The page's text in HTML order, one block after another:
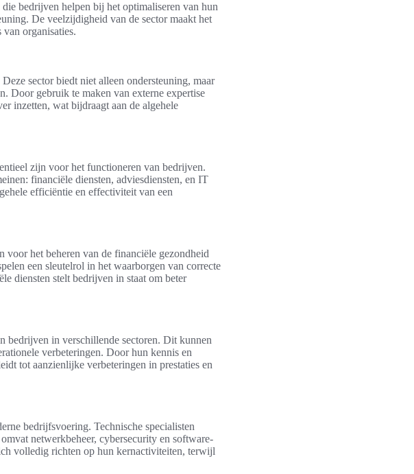
bedrijven helpen bij het optimaliseren van hun
De veelzijdigheid van de sector maakt het
organisaties.
sector biedt niet alleen ondersteuning, maar
Door gebruik te maken van externe expertise
inzetten, wat bijdraagt aan de algehele
zijn voor het functioneren van bedrijven.
financiële diensten, adviesdiensten, en IT
efficiëntie en effectiviteit van een
voor het beheren van de financiële gezondheid
een sleutelrol in het waarborgen van correcte
diensten stelt bedrijven in staat om beter
bedrijven in verschillende sectoren. Dit kunnen
verbeteringen. Door hun kennis en
tot aanzienlijke verbeteringen in prestaties en
bedrijfsvoering. Technische specialisten
netwerkbeheer, cybersecurity en software-
volledig richten op hun kernactiviteiten, terwijl